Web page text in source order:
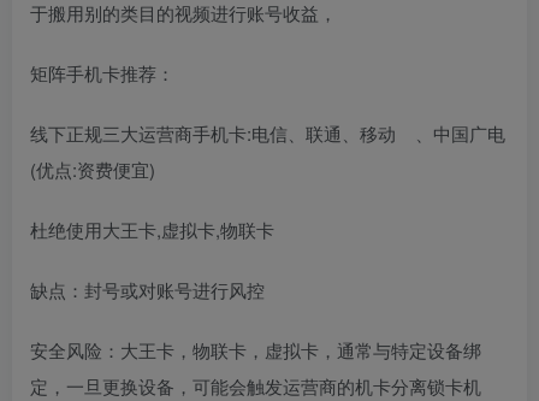
于搬用别的类目的视频进行账号收益，
矩阵手机卡推荐：
线下正规三大运营商手机卡:电信、联通、移动 、中国广电
(优点:资费便宜)
杜绝使用大王卡,虚拟卡,物联卡
缺点：封号或对账号进行风控
安全风险：大王卡，物联卡，虚拟卡，通常与特定设备绑
定，一旦更换设备，可能会触发运营商的机卡分离锁卡机